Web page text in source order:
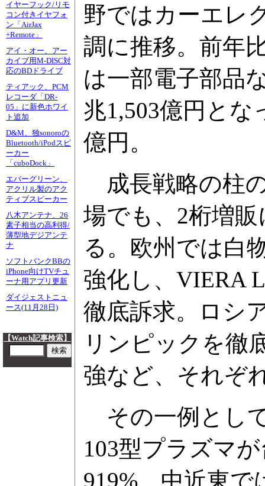
イヤーフック/リモ
コン付きイヤフォ
ン「AirJax
+Remote」
アイ・オー、アー
カイブ用M-DISC対
応のBDドライブ
ティアック、PCM
レコーダ「DR-
05」に新色ホワイ
ト追加
D&M、独sonoroの
Bluetooth/iPodスピ
ーカー
「cuboDock」
エバーグリーン、
アクリル製のアク
ティブスピーカー
八木アンテナ、26
素子相当の高利得/
薄型地デジアンテ
ナ
ソフトバンクBBの
iPhone向けTVチュ
ーナ用アプリ更新
ダイジェストニュ
ース(11月28日)
【Watch記事検索】
野ではカーエレ
調に推移。前年
は一部電子部品
兆1,503億円とな
億円。
成長戦略の柱
場でも、2桁増
る。欧州では白
強化し、VIERA
徹底訴求。ロシ
リンピックを徹
強など、それぞ
その一例とし
103型プラズマ
919%、中近東